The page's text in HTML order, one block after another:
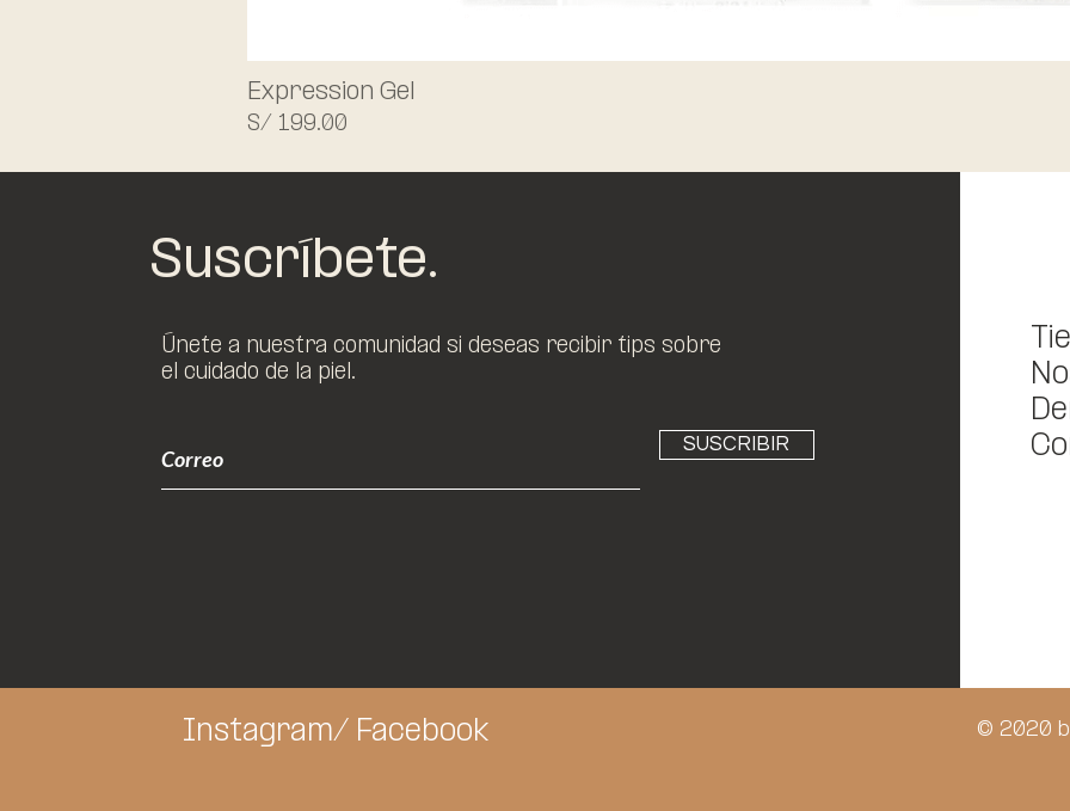
Expression Gel
Precio
S/ 199.00
Suscríbete.
Únete a nuestra comunidad si deseas recibir tips sobre
el cuidado de la piel.
SUSCRIBIR
Instagram/ Facebook © 2020